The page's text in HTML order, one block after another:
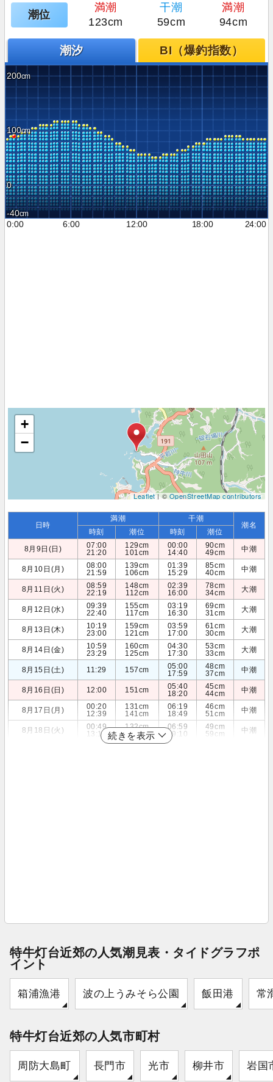
潮位
満潮 干潮
満潮
123cm
59cm 94cm
潮汐 BI（爆釣指数）
200
100
0
-40
0:00
6:00 12:00 18:00 24:00
+
−
Leaflet| ©OpenStreetMap contributors
日時
満潮 干潮
潮名
時刻 潮位 時刻
潮位
8月9日(日)
07:00
21:20
129cm
101cm
00:00
14:40
90cm
49cm
中潮
8月10日(月)
08:00
21:59
139cm
106cm
01:39
15:29
85cm
40cm
中潮
8月11日(火)
08:59
22:19
148cm
112cm
02:39
16:00
78cm
34cm
大潮
8月12日(水)
09:39
22:40
155cm
117cm
03:19
16:30
69cm
31cm
大潮
8月13日(木)
10:19
23:00
159cm
121cm
03:59
17:00
61cm
30cm
大潮
8月14日(金)
10:59
23:29
160cm
125cm
04:30
17:30
53cm
33cm
大潮
8月15日(土) 11:29 157cm
05:00
17:59
48cm
37cm
中潮
8月16日(日) 12:00 151cm
05:40
18:20
45cm
44cm
中潮
8月17日(月)
00:20
12:39
131cm
141cm
06:19
18:49
46cm
51cm
中潮
8月18日(火)
00:49
13:10
132cm
129cm
06:59
19:10
49cm
59cm
中潮
続きを表示
特牛灯台近郊の人気潮見表・タイドグラフポ
イント
箱浦漁港 波の上うみそら公園 飯田港 常
特牛灯台近郊の人気市町村
周防大島町 長門市 光市 柳井市 岩国